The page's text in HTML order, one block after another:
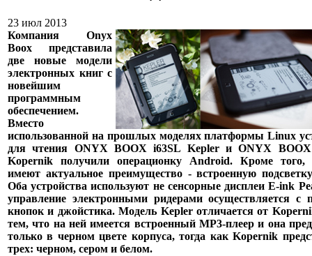
23 июл 2013
Компания Onyx
Boox представила
две новые модели
электронных книг с
новейшим
программным
обеспечением.
Вместо
использованной на прошлых моделях платформы Linux
для чтения ONYX BOOX i63SL Kepler и ONYX
Kopernik получили операционку Android. Кроме того,
имеют актуальное преимущество - встроенную
Оба устройства используют не сенсорные дисплеи E-ink
управление электронными ридерами осуществляется с
кнопок и джойстика. Модель Kepler отличается от
тем, что на ней имеется встроенный MP3-плеер и она
только в черном цвете корпуса, тогда как Kopernik
трех: черном, сером и белом.